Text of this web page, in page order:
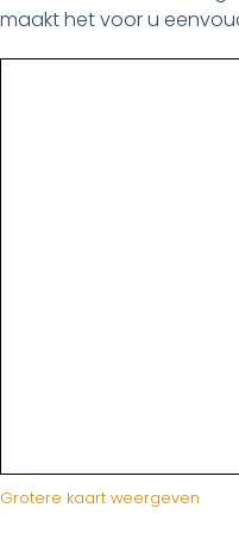
maakt het voor u
Grotere kaart weergeven